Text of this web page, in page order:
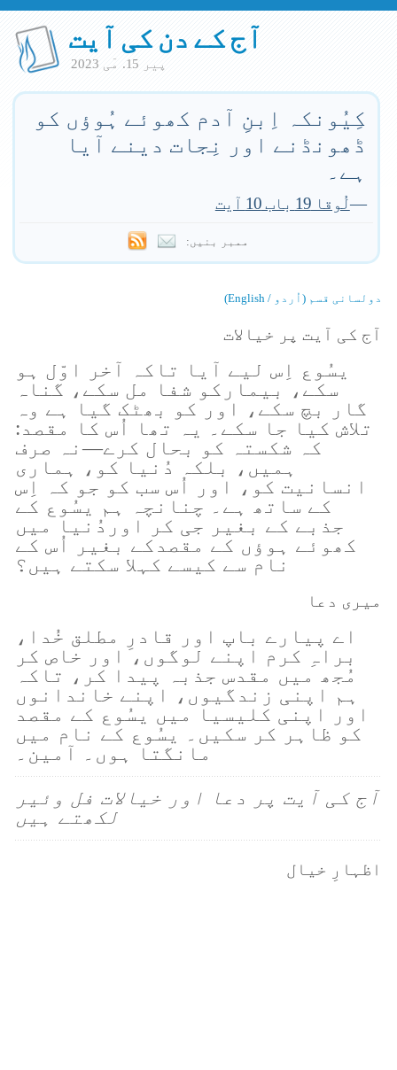
آج کے دن کی آیت
پير 15. مٓی 2023
کِیُونکہ اِبنِ آدم کھوئے ہُوؤں کو
ڈھونڈنے اور نِجات دینے آیا
ہے۔
—لُوقا 19 باب 10 آیت
ممبر بنیں:
دولسانی قسم (اُردو / English)
آج کی آیت پر خیالات
یسُوع اِس لیے آیا تاکہ آخر اوّل ہو
سکے، بیمارکو شفا مل سکے، گناہ
گار بچ سکے، اور کو بھٹک گیا ہے وہ
تلاش کیا جا سکے۔ یہ تھا اُس کا مقصد:
کہ شکستہ کو بحال کرے—نہ صرف
ہمیں، بلکہ دُنیا کو، ہماری
انسانیت کو، اور اُس سب کو جو کہ اِس
کے ساتھ ہے۔ چنانچہ ہم یسُوع کے
جذبے کے بغیر جی کر اوردُنیا میں
کھوئے ہوؤں کے مقصدکے بغیر اُس کے
نام سے کیسے کہلا سکتے ہیں؟
میری دعا
اے پیارے باپ اور قادرِ مطلق خُدا،
براہِ کرم اپنے لوگوں، اور خاص کر
مُجھ میں مقدس جذبہ پیدا کر، تاکہ
ہم اپنی زندگیوں، اپنے خاندانوں
اور اپنی کلیسیا میں یسُوع کے مقصد
کو ظاہر کر سکیں۔ یسُوع کے نام میں
مانگتا ہوں۔ آمین۔
آج کی آیت پر دعا اور خیالات فل وئیر
لکھتے ہیں
اظہارِ خیال